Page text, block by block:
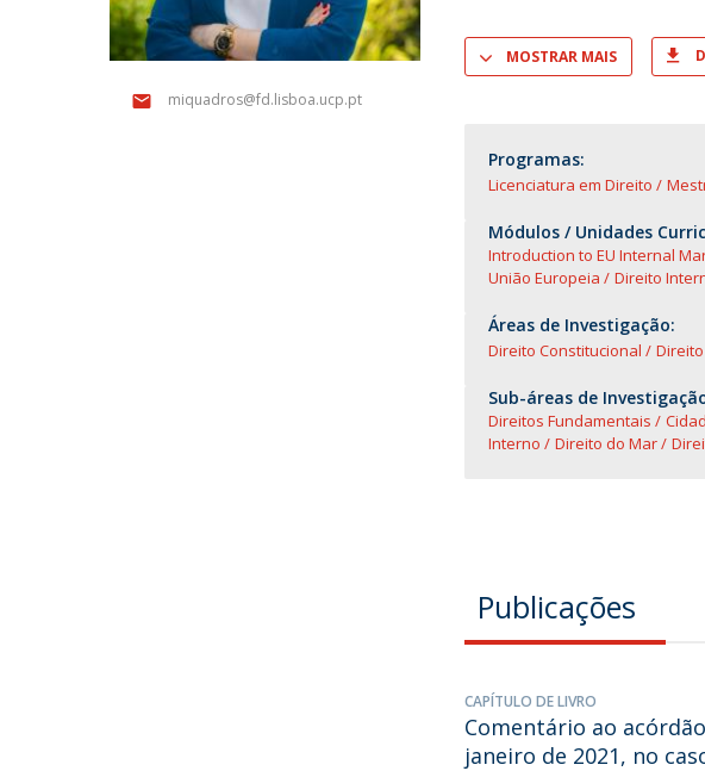
Mestrado em Direito | Forense
Master of Transnational Law
miquadros@fd.lisboa.ucp.pt
MOSTRAR MAIS
Programas:
Licenciatura em Direito
Módulos / Unidades
Introduction to EU Internal
União Europeia
Direito
Áreas de Investigação:
Direito Constitucional
Sub-áreas de
Direitos Fundamentais
Interno
Direito do Mar
Publicações
CAPÍTULO DE LIVRO
Comentário ao
janeiro de 2021, no